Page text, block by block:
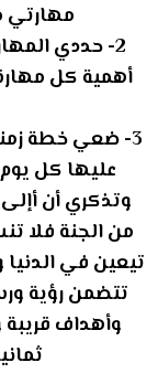
مهارتي
2- حددي
أهمية كل
3- ضعي خطة
عليها كل
وتذكري أن
من الجنة فلا
تيعين في
تتضمن رؤية
وأهداف